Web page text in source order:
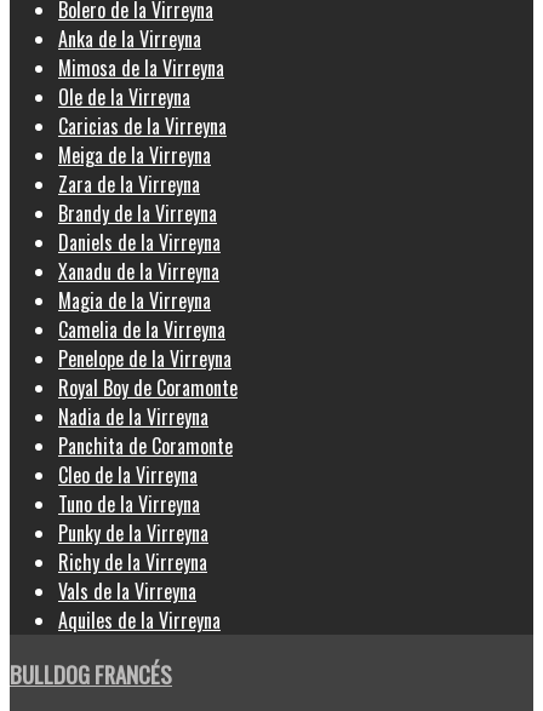
Bolero de la Virreyna
Anka de la Virreyna
Mimosa de la Virreyna
Ole de la Virreyna
Caricias de la Virreyna
Meiga de la Virreyna
Zara de la Virreyna
Brandy de la Virreyna
Daniels de la Virreyna
Xanadu de la Virreyna
Magia de la Virreyna
Camelia de la Virreyna
Penelope de la Virreyna
Royal Boy de Coramonte
Nadia de la Virreyna
Panchita de Coramonte
Cleo de la Virreyna
Tuno de la Virreyna
Punky de la Virreyna
Richy de la Virreyna
Vals de la Virreyna
Aquiles de la Virreyna
BULLDOG FRANCÉS